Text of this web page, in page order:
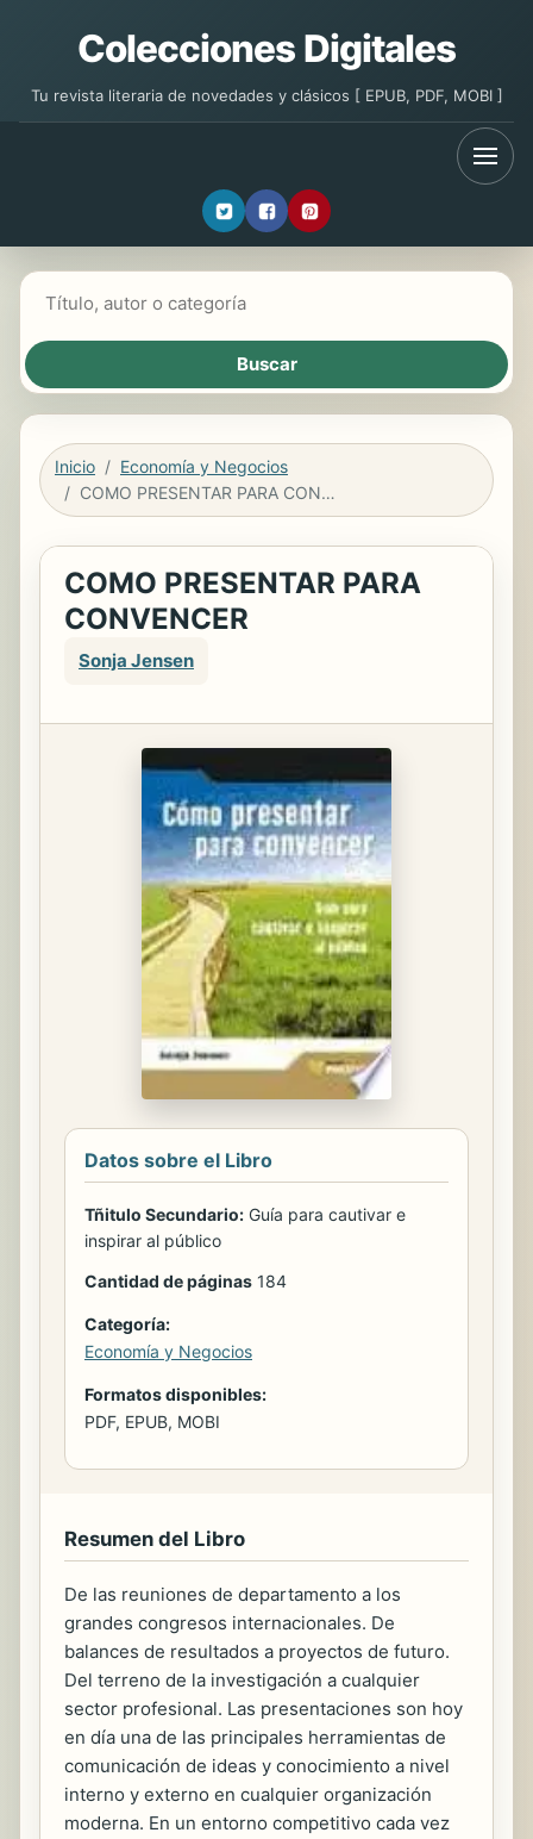
Colecciones Digitales
Tu revista literaria de novedades y clásicos [ EPUB, PDF, MOBI ]
Inicio
Economía y Negocios
COMO PRESENTAR PARA CONVENCER
COMO PRESENTAR PARA
CONVENCER
Sonja Jensen
Datos sobre el Libro
Tñitulo Secundario: Guía para cautivar e
inspirar al público
Cantidad de páginas 184
Categoría:
Economía y Negocios
Formatos disponibles:
PDF, EPUB, MOBI
Resumen del Libro
De las reuniones de departamento a los
grandes congresos internacionales. De
balances de resultados a proyectos de futuro.
Del terreno de la investigación a cualquier
sector profesional. Las presentaciones son hoy
en día una de las principales herramientas de
comunicación de ideas y conocimiento a nivel
interno y externo en cualquier organización
moderna. En un entorno competitivo cada vez